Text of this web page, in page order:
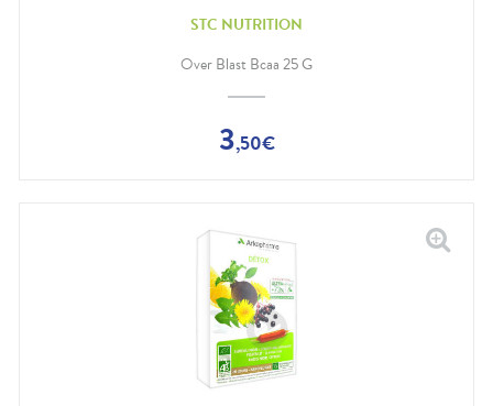
STC NUTRITION
Over Blast Bcaa 25 G
3,50€